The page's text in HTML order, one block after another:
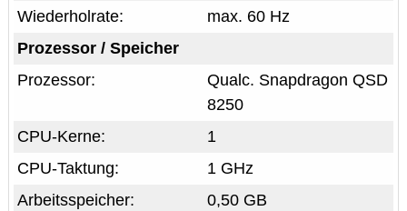
max. 60 Hz
Wiederholrate:
Prozessor / Speicher
Qualc. Snapdragon QSD
8250
Prozessor:
1
CPU-Kerne:
1 GHz
CPU-Taktung:
0,50 GB
Arbeitsspeicher: